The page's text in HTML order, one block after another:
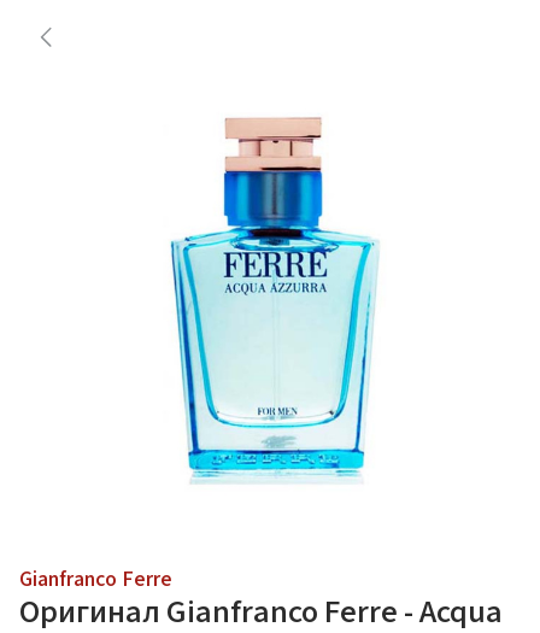
Gianfranco Ferre
Оригинал Gianfranco Ferre - Acqua